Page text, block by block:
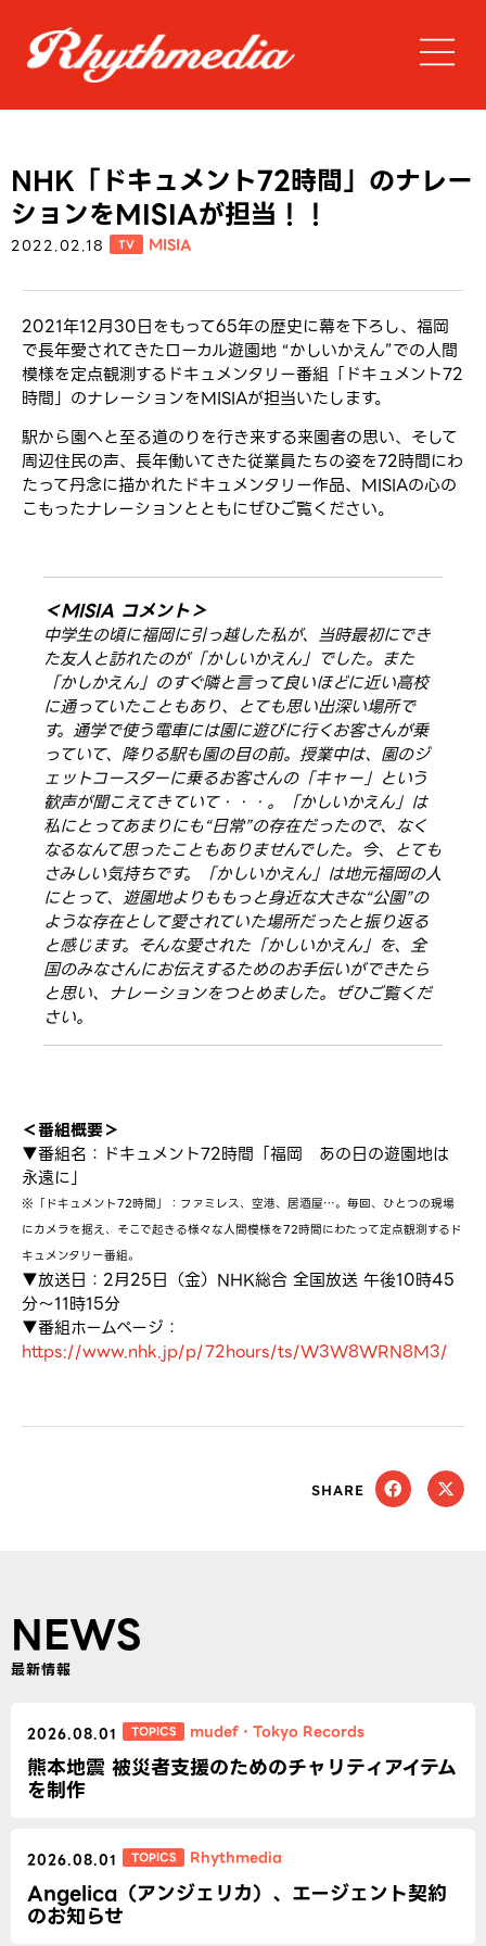
NHK「ドキュメント72時間」のナレー
ションをMISIAが担当！！
2022.02.18 TV MISIA
2021年12月30日をもって65年の歴史に幕を下ろし、福岡
で長年愛されてきたローカル遊園地 “かしいかえん”での人間
模様を定点観測するドキュメンタリー番組「ドキュメント72
時間」のナレーションをMISIAが担当いたします。
駅から園へと至る道のりを行き来する来園者の思い、そして
周辺住民の声、長年働いてきた従業員たちの姿を72時間にわ
たって丹念に描かれたドキュメンタリー作品、MISIAの心の
こもったナレーションとともにぜひご覧ください。
＜MISIA コメント＞
中学生の頃に福岡に引っ越した私が、当時最初にでき
た友人と訪れたのが「かしいかえん」でした。また
「かしかえん」のすぐ隣と言って良いほどに近い高校
に通っていたこともあり、とても思い出深い場所で
す。通学で使う電車には園に遊びに行くお客さんが乗
っていて、降りる駅も園の目の前。授業中は、園のジ
ェットコースターに乗るお客さんの「キャー」という
歓声が聞こえてきていて・・・。「かしいかえん」は
私にとってあまりにも“日常”の存在だったので、なく
なるなんて思ったこともありませんでした。今、とても
さみしい気持ちです。「かしいかえん」は地元福岡の人
にとって、遊園地よりももっと身近な大きな“公園”の
ような存在として愛されていた場所だったと振り返る
と感じます。そんな愛された「かしいかえん」を、全
国のみなさんにお伝えするためのお手伝いができたら
と思い、ナレーションをつとめました。ぜひご覧くだ
さい。
＜番組概要＞
▼番組名：ドキュメント72時間「福岡 あの日の遊園地は
永遠に」
※「ドキュメント72時間」：ファミレス、空港、居酒屋…。毎回、ひとつの現場
にカメラを据え、そこで起きる様々な人間模様を72時間にわたって定点観測するド
キュメンタリー番組。
▼放送日：2月25日（金）NHK総合 全国放送 午後10時45
分〜11時15分
▼番組ホームページ：
https://www.nhk.jp/p/72hours/ts/W3W8WRN8M3/
SHARE
NEWS
最新情報
2026.08.01 TOPICS mudef・ Tokyo Records
熊本地震 被災者支援のためのチャリティアイテム
を制作
2026.08.01 TOPICS Rhythmedia
Angelica（アンジェリカ）、エージェント契約
のお知らせ